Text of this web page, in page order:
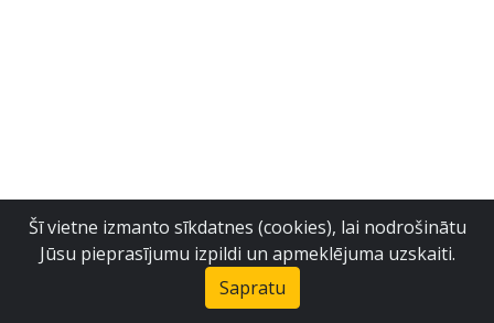
Šī vietne izmanto sīkdatnes (cookies), lai nodrošinātu
Jūsu pieprasījumu izpildi un apmeklējuma uzskaiti.
Sapratu